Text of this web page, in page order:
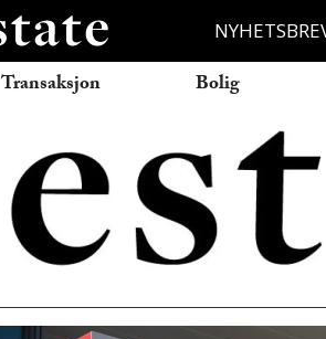
Transaksjon Bolig